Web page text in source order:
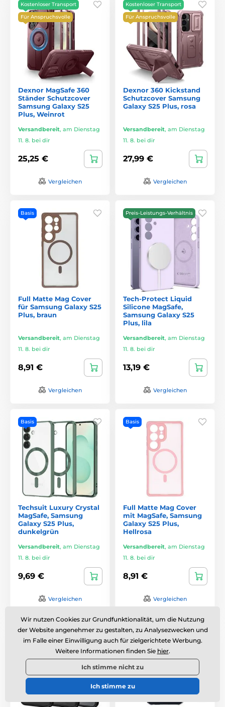
Kostenloser Transport
Für Anspruchsvolle
Dexnor MagSafe 360
Ständer Schutzcover
Samsung Galaxy S25
Plus, Weinrot
Versandbereit, am Dienstag
11. 8. bei dir
25,25 €
Vergleichen
Kostenloser Transport
Für Anspruchsvolle
Dexnor 360 Kickstand
Schutzcover Samsung
Galaxy S25 Plus, rosa
Versandbereit, am Dienstag
11. 8. bei dir
27,99 €
Vergleichen
Basis
Full Matte Mag Cover
für Samsung Galaxy S25
Plus, braun
Versandbereit, am Dienstag
11. 8. bei dir
8,91 €
Vergleichen
Preis-Leistungs-Verhältnis
Tech-Protect Liquid
Silicone MagSafe,
Samsung Galaxy S25
Plus, lila
Versandbereit, am Dienstag
11. 8. bei dir
13,19 €
Vergleichen
Basis
Techsuit Luxury Crystal
MagSafe, Samsung
Galaxy S25 Plus,
dunkelgrün
Versandbereit, am Dienstag
11. 8. bei dir
9,69 €
Vergleichen
Basis
Full Matte Mag Cover
mit MagSafe, Samsung
Galaxy S25 Plus,
Hellrosa
Versandbereit, am Dienstag
11. 8. bei dir
8,91 €
Vergleichen
Preis-Leistungs-Verhältnis Preis-Leistungs-Verhältnis
Wir nutzen Cookies zur Grundfunktionalität, um die Nutzung
der Website angenehmer zu gestalten, zu Analysezwecken und
im Falle einer Einwilligung auch für zielgerichtete Werbung.
Weitere Informationen finden Sie hier.
Ich stimme nicht zu
Ich stimme zu